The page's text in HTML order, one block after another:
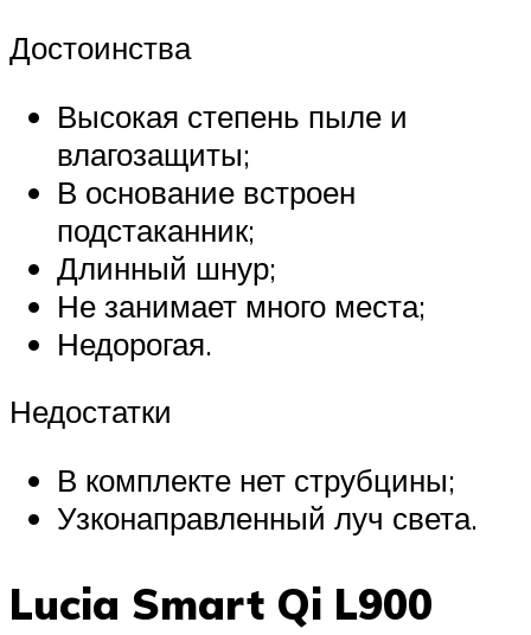
Достоинства
Высокая степень пыле и
влагозащиты;
В основание встроен
подстаканник;
Длинный шнур;
Не занимает много места;
Недорогая.
Недостатки
В комплекте нет струбцины;
Узконаправленный луч света.
Lucia Smart Qi L900